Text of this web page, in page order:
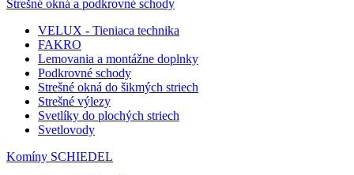
Strešné okná a podkrovné schody
VELUX - Tieniaca technika
FAKRO
Lemovania a montážne doplnky
Podkrovné schody
Strešné okná do šikmých striech
Strešné výlezy
Svetlíky do plochých striech
Svetlovody
Komíny SCHIEDEL